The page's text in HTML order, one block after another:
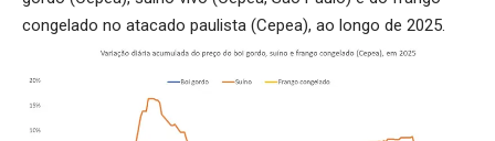
congelado no atacado paulista (Cepea), ao longo de 2025.